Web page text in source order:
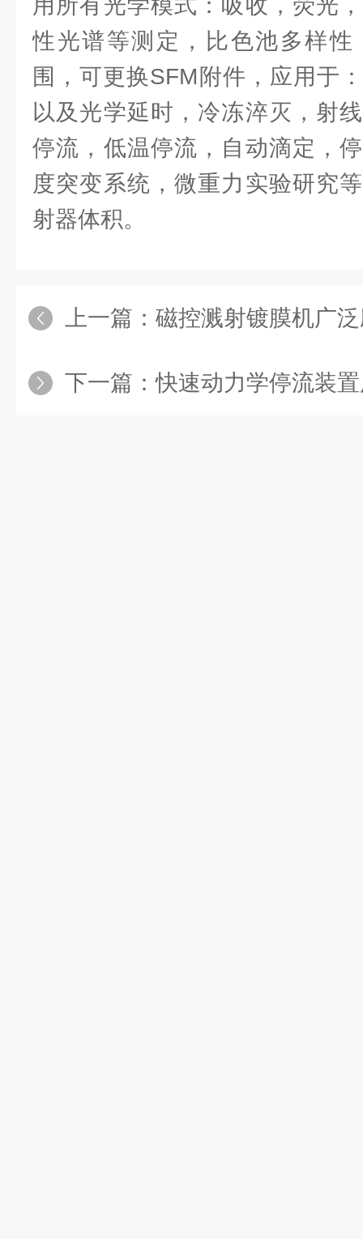
用所有光学模式：吸收，荧光
性光谱等测定，比色池多样性
围，可更换SFM附件，应用于
以及光学延时，冷冻淬灭，射
停流，低温停流，自动滴定，
度突变系统，微重力实验研究
射器体积。
上一篇： 磁控溅射镀膜机广
下一篇：快速动力学停流装